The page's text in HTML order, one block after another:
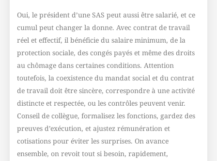
Oui, le président d’une SAS peut aussi être salarié, et ce
cumul peut changer la donne. Avec contrat de travail
réel et effectif, il bénéficie du salaire minimum, de la
protection sociale, des congés payés et même des droits
au chômage dans certaines conditions. Attention
toutefois, la coexistence du mandat social et du contrat
de travail doit être sincère, correspondre à une activité
distincte et respectée, ou les contrôles peuvent venir.
Conseil de collègue, formalisez les fonctions, gardez des
preuves d’exécution, et ajustez rémunération et
cotisations pour éviter les surprises. On avance
ensemble, on revoit tout si besoin, rapidement,